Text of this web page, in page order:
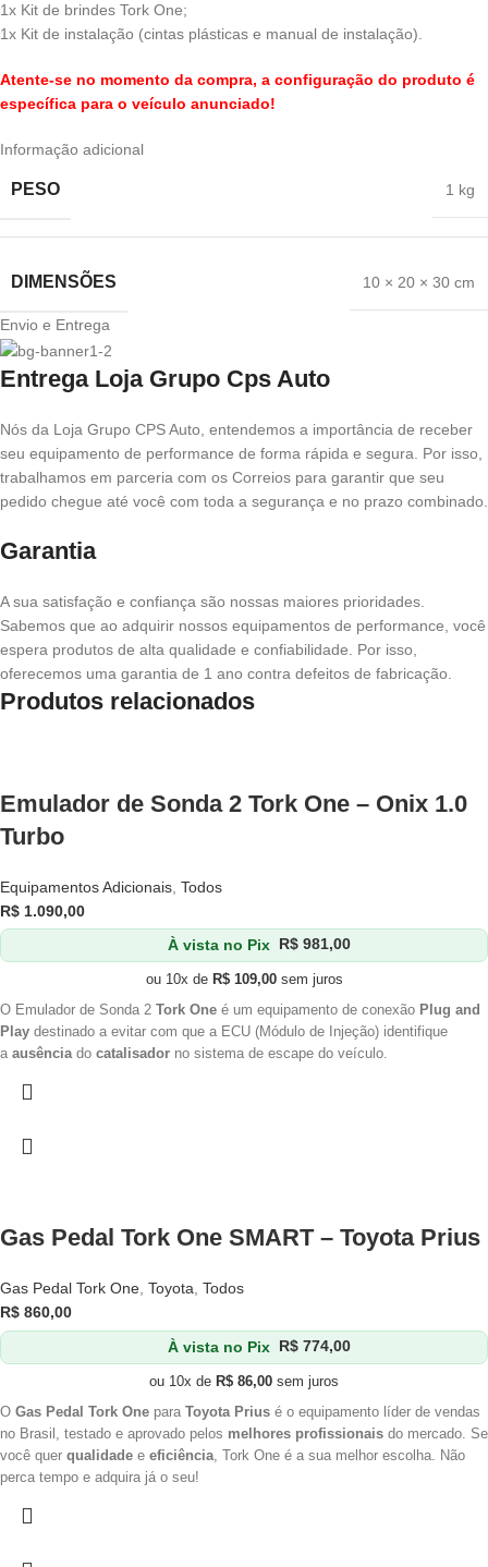
1x Kit de brindes Tork One;
1x Kit de instalação (cintas plásticas e manual de instalação).
Atente-se no momento da compra, a configuração do produto é
específica para o veículo anunciado!
Informação adicional
PESO 1 kg
DIMENSÕES 10 × 20 × 30 cm
Envio e Entrega
Entrega Loja Grupo Cps Auto
Nós da Loja Grupo CPS Auto, entendemos a importância de receber
seu equipamento de performance de forma rápida e segura. Por isso,
trabalhamos em parceria com os Correios para garantir que seu
pedido chegue até você com toda a segurança e no prazo combinado.
Garantia
A sua satisfação e confiança são nossas maiores prioridades.
Sabemos que ao adquirir nossos equipamentos de performance, você
espera produtos de alta qualidade e confiabilidade. Por isso,
oferecemos uma garantia de 1 ano contra defeitos de fabricação.
Produtos relacionados
Emulador de Sonda 2 Tork One – Onix 1.0
Turbo
Equipamentos Adicionais Todos
R$ 1.090,00
À vista no Pix R$ 981,00
ou 10x de R$109,00sem juros
O Emulador de Sonda 2 Tork One é um equipamento de conexão Plug and
Play destinado a evitar com que a ECU (Módulo de Injeção) identifique
a ausênciado catalisador no sistema de escape do veículo.
Gas Pedal Tork One SMART – Toyota Prius
Gas Pedal Tork One, Toyota, Todos
R$ 860,00
À vista no Pix R$ 774,00
ou 10x de R$ 86,00 sem juros
O Gas Pedal Tork One para Toyota Prius é o equipamento líder de vendas
no Brasil, testado e aprovado pelos melhores profissionais do mercado. Se
você quer qualidade e eficiência, Tork One é a sua melhor escolha. Não
perca tempo e adquira já o seu!